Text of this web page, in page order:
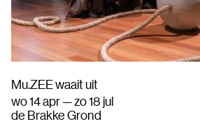
Mu.ZEE waait uit
wo 14 apr — zo 18 jul
de Brakke Grond